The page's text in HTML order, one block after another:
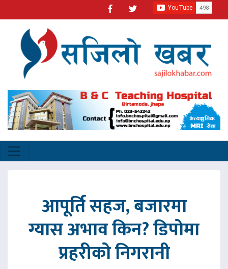
आपूर्ति सहज, बजारमा
ग्यास अभाव किन? डिपोमा
प्रहरीको निगरानी